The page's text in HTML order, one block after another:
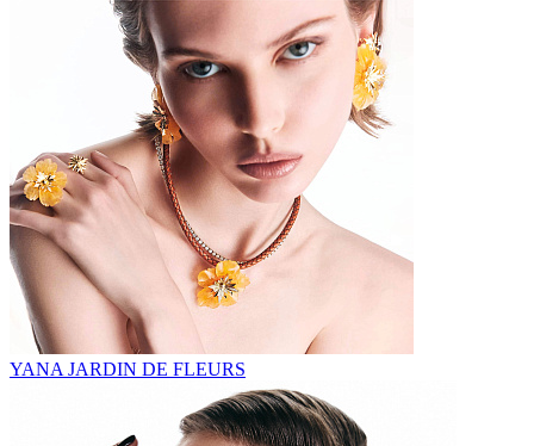
YANA JARDIN DE FLEURS